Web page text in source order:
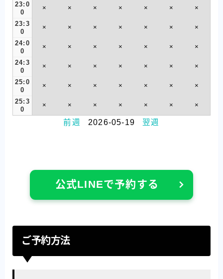
23:0
0
× × × × × × ×
23:3
0
× × × × × × ×
24:0
0
× × × × × × ×
24:3
0
× × × × × × ×
25:0
0
× × × × × × ×
25:3
0
× × × × × × ×
前週 2026-05-19 翌週
公式LINEで予約する
ご予約方法